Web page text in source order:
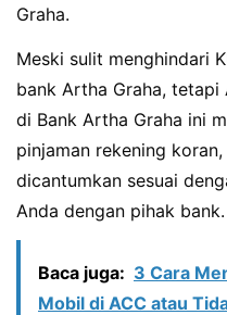
Graha.
Meski sulit menghindari
bank Artha Graha, tetapi
di Bank Artha Graha ini
pinjaman rekening
dicantumkan sesuai
Anda dengan pihak bank.
Baca juga: 3 Cara
Mobil di ACC atau